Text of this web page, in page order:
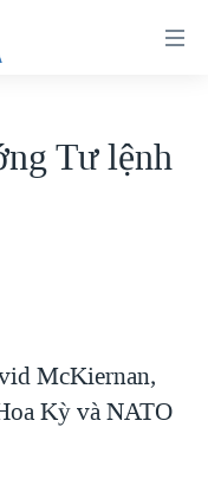
Tư lệnh
McKiernan,
Kỳ và NATO